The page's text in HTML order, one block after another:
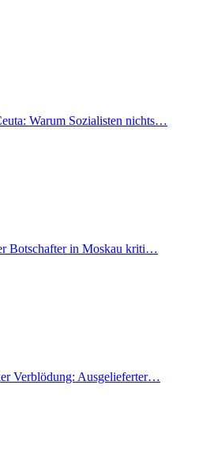
Warum Sozialisten nichts…
Botschafter in Moskau kriti…
Verblödung: Ausgelieferter…